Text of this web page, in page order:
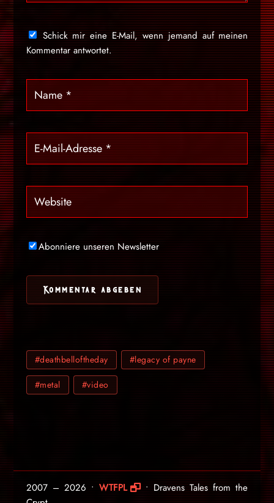
Schick mir eine E-Mail, wenn jemand auf meinen
Kommentar antwortet.
Abonniere unseren Newsletter
#deathbelloftheday #legacy of payne
#metal #video
2007 – 2026 •WTFPL
• Dravens Tales from the